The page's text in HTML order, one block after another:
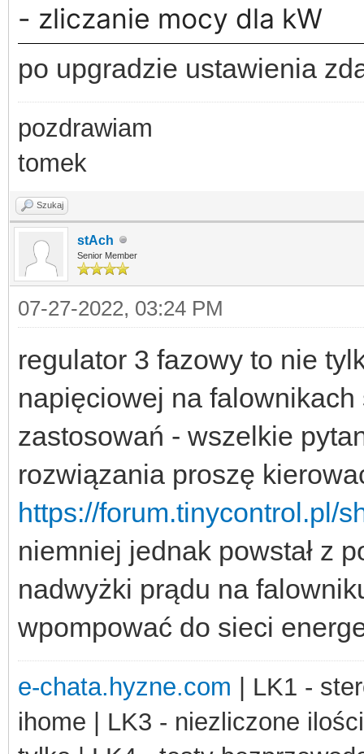
- zliczanie mocy dla kW
po upgradzie ustawienia
pozdrawiam
tomek
Szukaj
stAch
Senior Member
07-27-2022, 03:24 PM
regulator 3 fazowy to nie
napięciowej na
zastosowań - wszelkie
rozwiązania proszę
https://forum.tinycontrol.pl/
niemniej jednak powstał z
nadwyżki prądu na
wpompować do sieci
e-chata.hyzne.com | LK1 -
ihome | LK3 - niezliczone